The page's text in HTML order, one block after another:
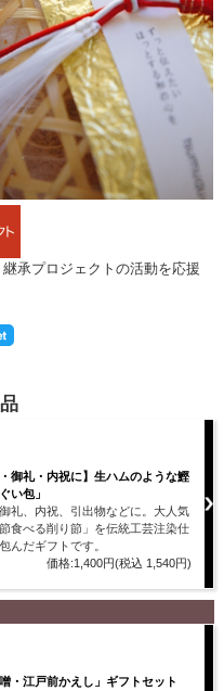
承プロジェクトの活動を応援
御礼・内祝に】生ハムのような鰹
い包」
礼、内祝、引出物などに。大人気
食べる削り節」を伝統工芸注染仕
んだギフトです。
価格:1,400円(税込 1,540円)
・江戸前かえし」ギフトセット